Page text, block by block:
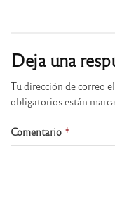
Deja una
Tu dirección de correo
obligatorios están
Comentario *